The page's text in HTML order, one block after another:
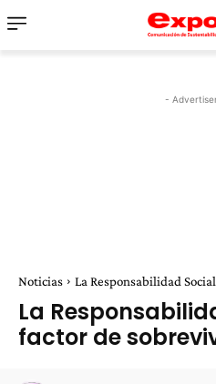
-
Noticias La Responsabilidad
La
factor de